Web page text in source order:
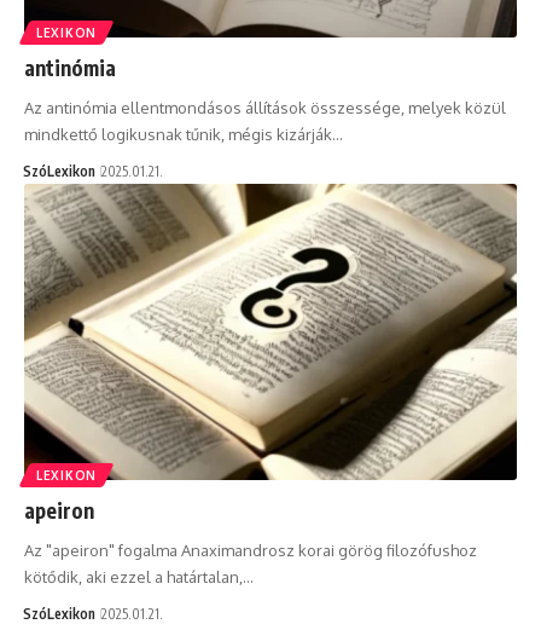
LEXIKON
antinómia
Az antinómia ellentmondásos állítások összessége, melyek közül
mindkettő logikusnak tűnik, mégis kizárják…
SzóLexikon 2025.01.21.
LEXIKON
apeiron
Az "apeiron" fogalma Anaximandrosz korai görög filozófushoz
kötődik, aki ezzel a határtalan,…
SzóLexikon 2025.01.21.